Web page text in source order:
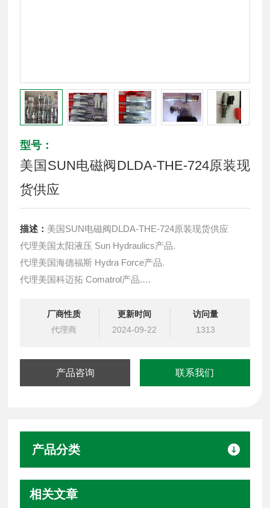
型号：
美国SUN电磁阀DLDA-THE-724原装现
货供应
描述： 美国SUN电磁阀DLDA-THE-724原装现货供应
代理美国太阳液压 Sun Hydraulics产品.
代理美国海德福斯 Hydra Force产品.
代理美国科迈拓 Comatrol产品.
提供油路系统设计,油路块设计,阀块设计与选型
液压油缸，经销力士乐、派克、中国台湾北部等液压元件
厂商性质
代理商
更新时间
2024-09-22
访问量
1313
产品咨询 联系我们
产品分类
相关文章